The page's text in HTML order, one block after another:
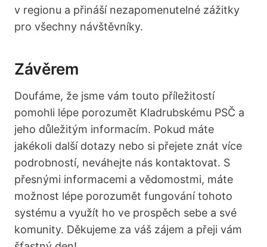
v regionu a přináší nezapomenutelné zážitky
pro všechny návštěvníky.
Závěrem
Doufáme, že jsme vám touto příležitostí
pomohli lépe porozumět Kladrubskému PSČ a
jeho důležitým informacím. Pokud máte
jakékoli další dotazy nebo si přejete znát více
podrobností, neváhejte nás kontaktovat. S
přesnými informacemi a vědomostmi, máte
možnost lépe porozumět fungování tohoto
systému a využít ho ve prospěch sebe a své
komunity. Děkujeme za váš zájem a přeji vám